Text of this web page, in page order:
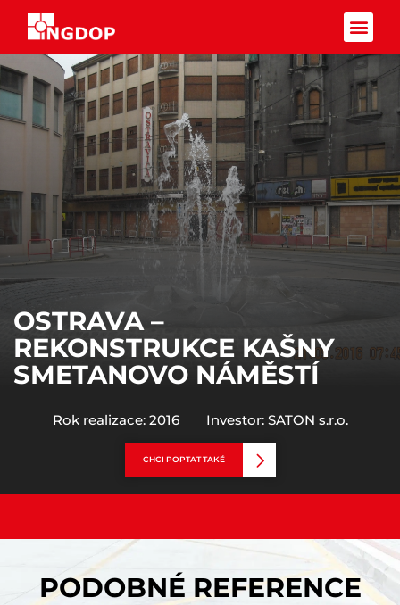
Rok realizace: 2016 Investor: SATON s.r.o.
OSTRAVA –
REKONSTRUKCE KAŠNY
SMETANOVO NÁMĚSTÍ
CHCI POPTAT TAKÉ
PODOBNÉ REFERENCE